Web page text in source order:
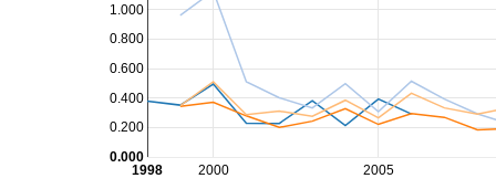
2000 2005
1998
0.200
0.400
0.600
0.800
1.000
0.000